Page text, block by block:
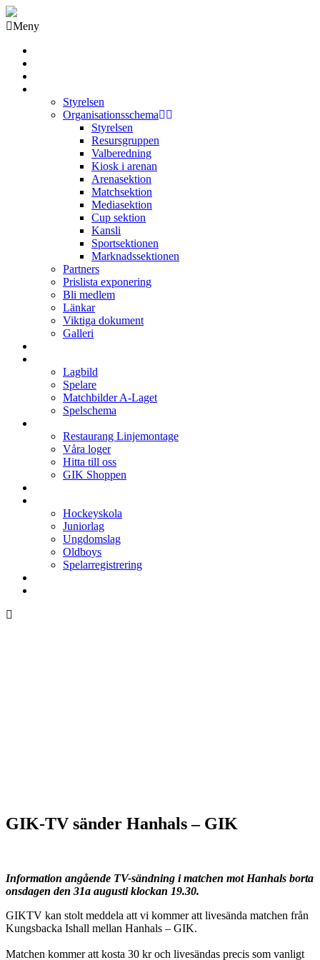
Meny
Styrelsen
Organisationsschema
Styrelsen
Resursgruppen
Valberedning
Kiosk i arenan
Arenasektion
Matchsektion
Mediasektion
Cup sektion
Kansli
Sportsektionen
Marknadssektionen
Partners
Prislista exponering
Bli medlem
Länkar
Viktiga dokument
Galleri
Lagbild
Spelare
Matchbilder A-Laget
Spelschema
Restaurang Linjemontage
Våra loger
Hitta till oss
GIK Shoppen
Hockeyskola
Juniorlag
Ungdomslag
Oldboys
Spelarregistrering
GIK-TV sänder Hanhals – GIK
Information angående TV-sändning i matchen mot Hanhals borta
onsdagen den 31a augusti klockan 19.30.
GIKTV kan stolt meddela att vi kommer att livesända matchen från
Kungsbacka Ishall mellan Hanhals – GIK.
Matchen kommer att kosta 30 kr och livesändas precis som vanligt